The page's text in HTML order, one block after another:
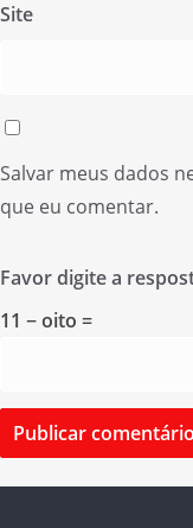
Site
Salvar meus dados
que eu comentar.
Favor digite a
11 − oito =